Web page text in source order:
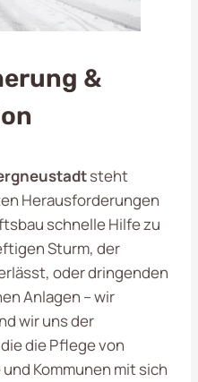
&
steht
Herausforderungen
schnelle Hilfe zu
Sturm, der
oder dringenden
Anlagen – wir
wir uns der
die Pflege von
Kommunen mit sich